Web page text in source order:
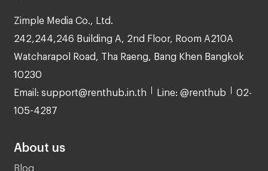
Zimple Media Co., Ltd.
242,244,246 Building A, 2nd Floor, Room A210A
Watcharapol Road, Tha Raeng, Bang Khen Bangkok
10230
Email: support@renthub.in.th Line: @renthub 02-
105-4287
About us
Blog